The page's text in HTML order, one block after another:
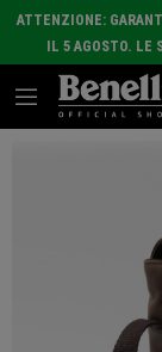
ATTENZIONE:
IL 5 AGOSTO. LE